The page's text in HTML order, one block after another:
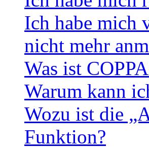
Ich habe mich
nicht mehr
Was ist
Warum kann
Wozu ist die
Funktion?